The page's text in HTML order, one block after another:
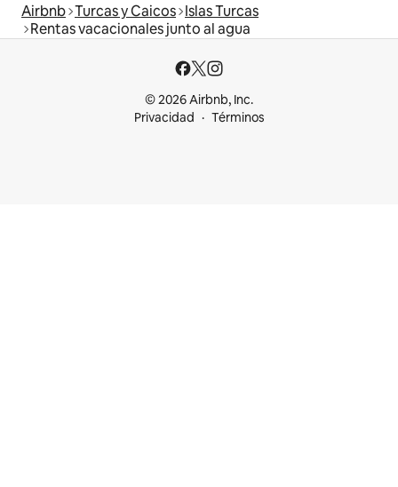
Airbnb Turcas y Caicos Islas Turcas
Rentas vacacionales junto al agua
© 2026 Airbnb, Inc.
Privacidad
Términos